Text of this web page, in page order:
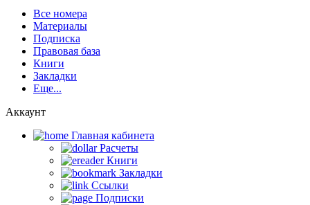
Все номера
Материалы
Подписка
Правовая база
Книги
Закладки
Еще...
Аккаунт
Главная кабинетa
Расчеты
Книги
Закладки
Ссылки
Подписки